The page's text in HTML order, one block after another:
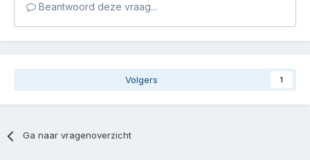
Beantwoord deze vraag...
Volgers 1
Ga naar vragenoverzicht